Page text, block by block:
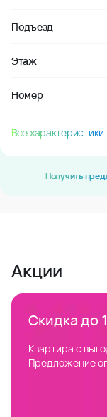
Подъезд
Этаж
Номер
Все характеристики
Получить
Акции
Скидка до
Квартира с
Предложение